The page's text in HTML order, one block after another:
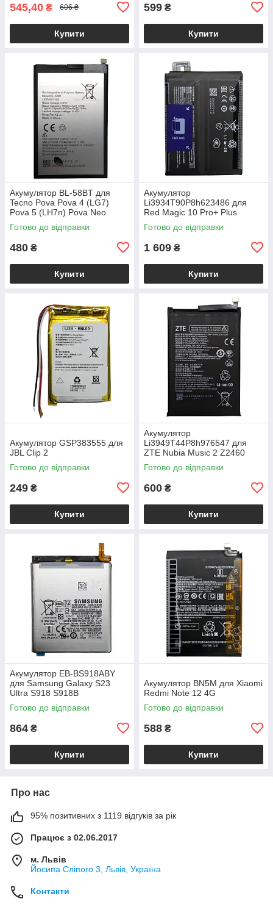
545,40 ₴ 606 ₴
Купити
599 ₴
Купити
Акумулятор BL-58BT для
Tecno Pova Pova 4 (LG7)
Pova 5 (LH7n) Pova Neo
Готово до відправки
480 ₴
Купити
Акумулятор
Li3934T90P8h623486 для
Red Magic 10 Pro+ Plus
Готово до відправки
1 609 ₴
Купити
Акумулятор GSP383555 для
JBL Clip 2
Готово до відправки
249 ₴
Купити
Акумулятор
Li3949T44P8h976547 для
ZTE Nubia Music 2 Z2460
Готово до відправки
600 ₴
Купити
Акумулятор EB-BS918ABY
для Samsung Galaxy S23
Ultra S918 S918B
Готово до відправки
864 ₴
Купити
Акумулятор BN5M для Xiaomi
Redmi Note 12 4G
Готово до відправки
588 ₴
Купити
Про нас
95% позитивних з 1119 відгуків за рік
Працює з 02.06.2017
м. Львів
Йосипа Сліпого 3, Львів, Україна
Контакти